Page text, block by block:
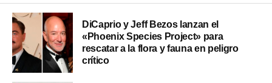
DiCaprio y Jeff Bezos lanzan el
«Phoenix Species Project» para
rescatar a la flora y fauna en peligro
crítico